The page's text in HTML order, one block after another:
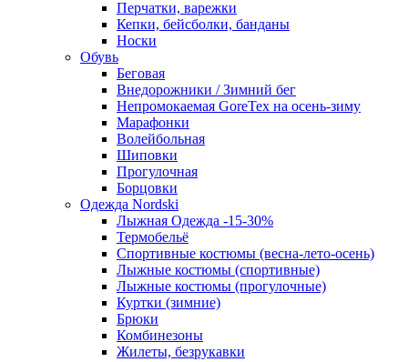
Перчатки, варежки
Кепки, бейсболки, банданы
Носки
Обувь
Беговая
Внедорожники / Зимний бег
Непромокаемая GoreTex на осень-зиму
Марафонки
Волейбольная
Шиповки
Прогулочная
Борцовки
Одежда Nordski
Лыжная Одежда -15-30%
Термобельё
Спортивные костюмы (весна-лето-осень)
Лыжные костюмы (спортивные)
Лыжные костюмы (прогулочные)
Куртки (зимние)
Брюки
Комбинезоны
Жилеты, безрукавки